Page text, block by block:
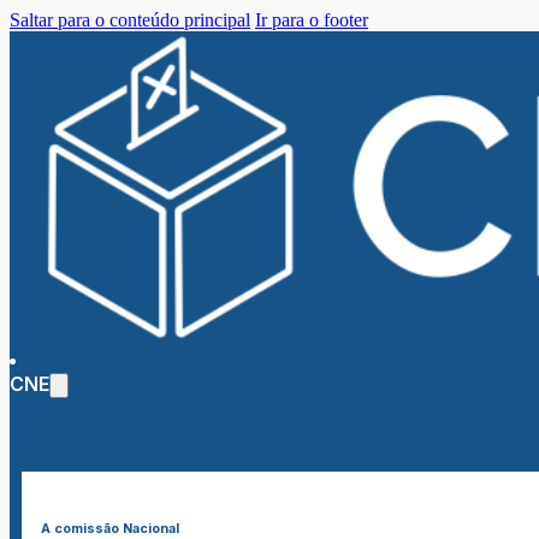
Saltar para o conteúdo principal Ir para o footer
CNE
A comissão Nacional